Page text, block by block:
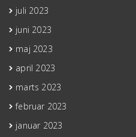
juli 2023
juni 2023
maj 2023
april 2023
marts 2023
februar 2023
januar 2023